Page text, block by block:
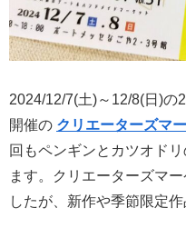
2024/12/7(土)～12/8(日)の
開催の クリエーターズマ
回もペンギンとカツオド
ます。クリエーターズマ
したが、新作や季節限定作